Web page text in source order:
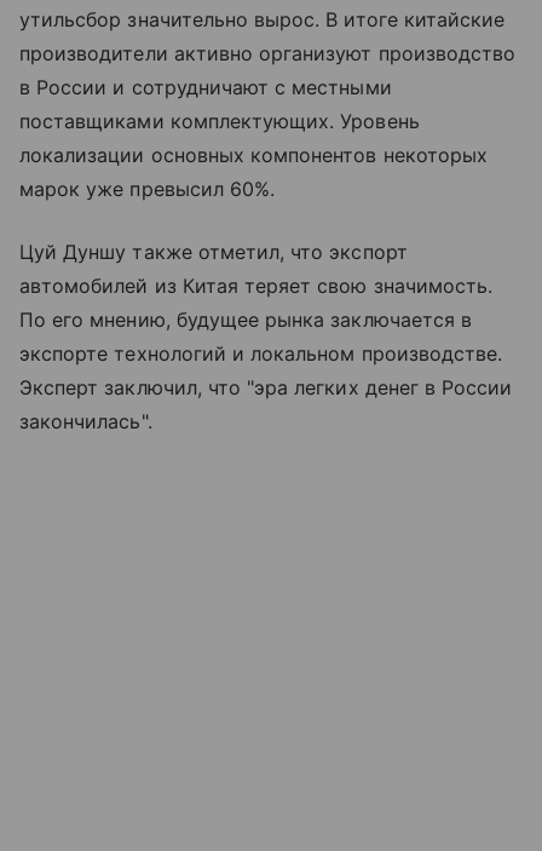
утильсбор значительно вырос. В итоге китайские
производители активно организуют производство
в России и сотрудничают с местными
поставщиками комплектующих. Уровень
локализации основных компонентов некоторых
марок уже превысил 60%.
Цуй Дуншу также отметил, что экспорт
автомобилей из Китая теряет свою значимость.
По его мнению, будущее рынка заключается в
экспорте технологий и локальном производстве.
Эксперт заключил, что "эра легких денег в России
закончилась".